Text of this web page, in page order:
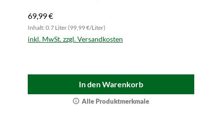
69,99 €
Inhalt: 0.7 Liter (99,99 €/Liter)
inkl. MwSt. zzgl. Versandkosten
In den Warenkorb
Alle Produktmerkmale